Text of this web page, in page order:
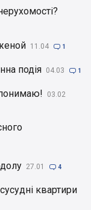
11.04  1
подія 04.03  1
03.02
27.01  4
квартири